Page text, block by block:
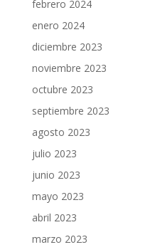
febrero 2024
enero 2024
diciembre 2023
noviembre 2023
octubre 2023
septiembre 2023
agosto 2023
julio 2023
junio 2023
mayo 2023
abril 2023
marzo 2023